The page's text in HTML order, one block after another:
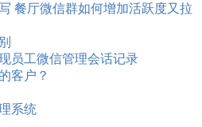
餐厅微信群如何增加活跃度又拉
员工微信管理会话记录
客户？
系统